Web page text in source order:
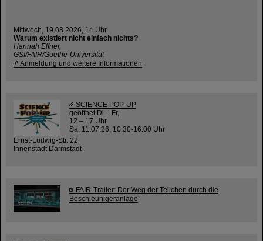
Mittwoch, 19.08.2026, 14 Uhr
Warum existiert nicht einfach nichts?
Hannah Elfner,
GSI/FAIR/Goethe-Universität
Anmeldung und weitere Informationen
SCIENCE POP-UP
geöffnet Di – Fr,
12 – 17 Uhr
Sa, 11.07.26, 10:30-16:00 Uhr
Ernst-Ludwig-Str. 22
Innenstadt Darmstadt
FAIR-Trailer: Der Weg der Teilchen durch die
Beschleunigeranlage